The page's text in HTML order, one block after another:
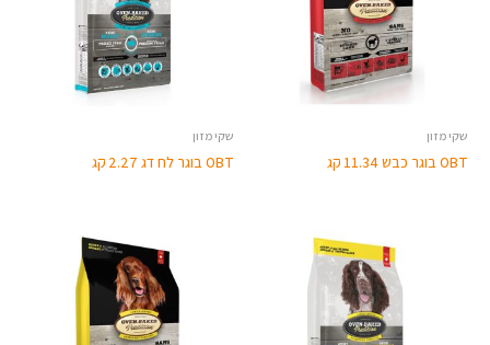
שקי מזון
OBT בוגר כבש 11.34 קג
שקי מזון
OBT בוגר לח דג 2.27 קג